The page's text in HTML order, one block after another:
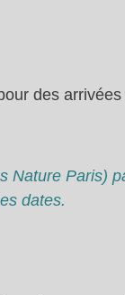
des
Paris)
dates.